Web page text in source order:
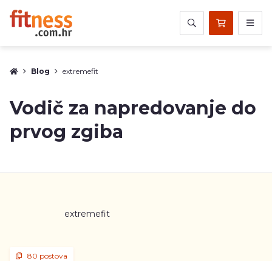
Blog extremefit
Vodič za napredovanje do
prvog zgiba
extremefit
80 postova